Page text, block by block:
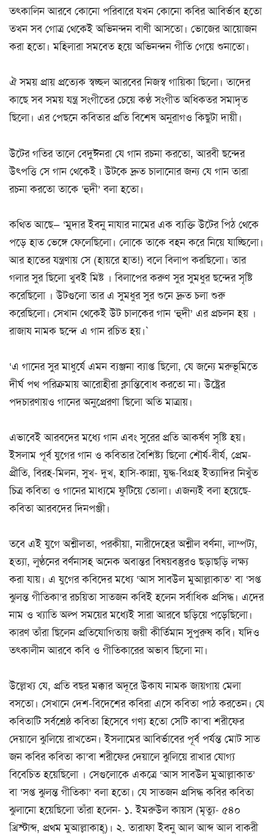
তৎকালিন আরবে কোনো পরিবারে যখন কোনো কবির আবির্ভাব হতো
তখন সব গোত্র থেকেই অভিনন্দন বাণী আসতো। ভোজের আয়োজন
করা হতো। মহিলারা সমবেত হয়ে অভিনন্দন গীতি গেয়ে শুনাতো।
ঐ সময় প্রায় প্রত্যেক স্বচ্ছল আরবের নিজস্ব গায়িকা ছিলো। তাদের
কাছে সব সময় যন্ত্র সংগীতের চেয়ে কণ্ঠ সংগীত অধিকতর সমাদৃত
ছিলো। এর পেছনে কবিতার প্রতি বিশেষ অনুরাগও কিছুটা দায়ী।
উটের গতির তালে বেদুঈনরা যে গান রচনা করতো, আরবী ছন্দের
উৎপত্তি সে গান থেকেই ৷ উটকে দ্রুত চালানোর জন্য যে গান তারা
রচনা করতো তাকে ‘হুদী’ বলা হতো।
কথিত আছে— ‘মুদার ইবনু নাযার নামের এক ব্যক্তি উটের পিঠ থেকে
পড়ে হাত ভেঙ্গে ফেলেছিলো। লোকে তাকে বহন করে নিয়ে যাচ্ছিলো।
আর হাতের যন্ত্রণায় সে (হায়রে হাত!) বলে বিলাপ করছিলো। তার
গলার সুর ছিলো খুবই মিষ্ট । বিলাপের করুণ সুর সুমধুর ছন্দের সৃষ্টি
করেছিলো । উটগুলো তার এ সুমধুর সুর শুনে দ্রুত চলা শুরু
করেছিলো। সেখান থেকেই উট চালকের গান ‘হুদী’ এর প্রচলন হয় ।
রাজায নামক ছন্দে এ গান রচিত হয়।`
‘এ গানের সুর মাধুর্যে এমন ব‍্যঞ্জনা ব্যাপ্ত ছিলো, যে জন্যে মরুভূমিতে
দীর্ঘ পথ পরিক্রমায় আরোহীরা ক্লান্তিবোধ করতো না। উষ্ট্রের
পদচারণায়ও গানের অনুপ্রেরণা ছিলো অতি মাত্রায়।
এভাবেই আরবদের মধ্যে গান এবং সুরের প্রতি আকর্ষণ সৃষ্টি হয়।
ইসলাম পূর্ব যুগের গান ও কবিতার বৈশিষ্ট্য ছিলো শৌর্য-বীর্য, প্রেম-
প্রীতি, বিরহ-মিলন, সুখ- দুখ, হাসি-কান্না, যুদ্ধ-বিগ্রহ ইত্যাদির নিখুঁত
চিত্র কবিতা ও গানের মাধ্যমে ফুটিয়ে তোলা। এজন্যই বলা হয়েছে-
কবিতা আরবদের দিনপঞ্জী।
তবে এই যুগে অশ্লীলতা, পরকীয়া, নারীদেহের অশ্লীল বর্ণনা, লাম্পট্য,
হত্যা, লুণ্ঠনের বর্ণনাসহ অনেক অবান্তর বিষয়বস্তুরও ছড়াছড়ি লক্ষ্য
করা যায়। এ যুগের কবিদের মধ্যে ‘আস সাবউল মুআল্লাকাত’ বা ‘সপ্ত
ঝুলন্ত গীতিকা’র রচয়িতা সাতজন কবিই হলেন সর্বাধিক প্রসিদ্ধ। এদের
নাম ও খ্যাতি অল্প সময়ের মধ্যেই সারা আরবে ছড়িয়ে পড়েছিলো।
কারণ তাঁরা ছিলেন প্রতিযোগিতায় জয়ী কীর্তিমান সুপুরুষ কবি। যদিও
তৎকালীন আরবে কবি ও গীতিকারের অভাব ছিলো না।
উল্লেখ্য যে, প্রতি বছর মক্কার অদূরে উকায নামক জায়গায় মেলা
বসতো। সেখানে দেশ-বিদেশের কবিরা এসে কবিতা পাঠ করতেন। যে
কবিতাটি সর্বশ্রেষ্ঠ কবিতা হিসেবে গণ্য হতো সেটি কা’বা শরীফের
দেয়ালে ঝুলিয়ে রাখতেন। ইসলামের আবির্ভাবের পূর্ব পর্যন্ত মোট সাত
জন কবির কবিতা কা’বা শরীফের দেয়ালে ঝুলিয়ে রাখার যোগ্য
বিবেচিত হয়েছিলো । সেগুলোকে একত্রে ‘আস সাবউল মুআল্লাকাত’
বা ‘সপ্ত ঝুলন্ত গীতিকা’ বলা হতো। যে সাতজন প্রসিদ্ধ কবির কবিতা
ঝুলানো হয়েছিলো তাঁরা হলেন- ১. ইমরুউল কায়স (মৃত্যু- ৫৪০
খ্রিস্টাব্দ, প্রথম মুআল্লাকাহ্)। ২. তারাফা ইবনু আল আব্দ আল বাকরী